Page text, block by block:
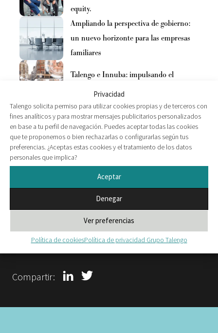
Privacidad
Talengo solicita permiso para utilizar cookies propias y de terceros con
fines analíticos y para mostrar mensajes publicitarios personalizados
en base a tu perfil de navegación. Puedes aceptar todas las cookies
que te proponemos o bien rechazarlas o configurarlas según tus
preferencias. ¿Aceptas estas cookies y el tratamiento de los datos
personales que implica?
Aceptar
Denegar
Ver preferencias
Política de cookiesPolítica de privacidad Grupo Talengo
equity.
Ampliando la perspectiva de gobierno:
un nuevo horizonte para las empresas
familiares
Talengo e Innuba: impulsando el
liderazgo en la era de la IA
Por
Talengo
Todos los artículos de Talengo
Compartir: